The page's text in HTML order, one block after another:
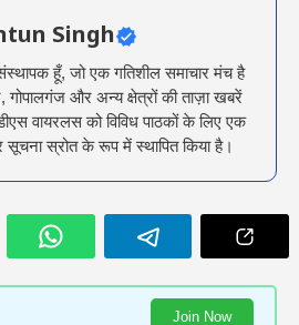
Singh
हूँ, जो एक गतिशील समाचार मंच है
गोपालगंज और अन्य क्षेत्रों की ताज़ा खबरें
वायरलस को विविध पाठकों के लिए एक
सूचना स्रोत के रूप में स्थापित किया है।
Join Now